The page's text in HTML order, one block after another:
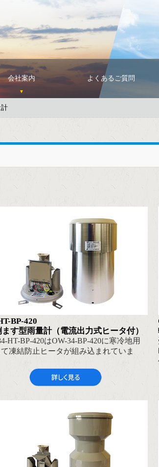
会社案内 よくあるご質問
BP-420
す型雨量計（電流出力式ヒータ付）
HT-BP-420はOW-34-BP-420に寒冷地用
て凍結防止ヒータが組み込まれていま